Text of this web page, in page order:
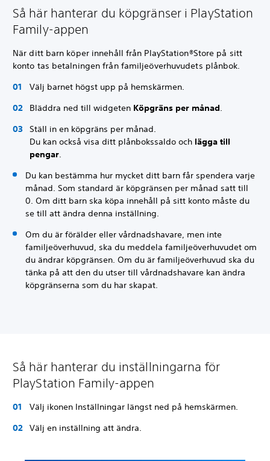
Så här hanterar du köpgränser i PlayStation
Family-appen
När ditt barn köper innehåll från PlayStation®Store på sitt
konto tas betalningen från familjeöverhuvudets plånbok.
Välj barnet högst upp på hemskärmen.
Bläddra ned till widgeten Köpgräns per månad
Ställ in en köpgräns per månad.
Du kan också visa ditt plånbokssaldo och lägga till
pengar
Du kan bestämma hur mycket ditt barn får spendera varje
månad. Som standard är köpgränsen per månad satt till
0. Om ditt barn ska köpa innehåll på sitt konto måste du
se till att ändra denna inställning.
Om du är förälder eller vårdnadshavare, men inte
familjeöverhuvud, ska du meddela familjeöverhuvudet om
du ändrar köpgränsen. Om du är familjeöverhuvud ska du
tänka på att den du utser till vårdnadshavare kan ändra
köpgränserna som du har skapat.
Så här hanterar du inställningarna för
PlayStation Family-appen
Välj ikonen Inställningar längst ned på hemskärmen.
Välj en inställning att ändra.